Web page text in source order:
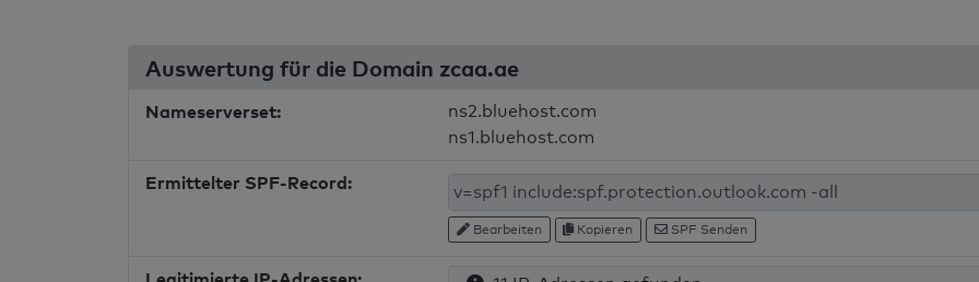
Auswertung für die Domain zcaa.ae
Nameserverset:
ns2.bluehost.com
ns1.bluehost.com
Ermittelter SPF-Record:
Bearbeiten Kopieren SPF Senden